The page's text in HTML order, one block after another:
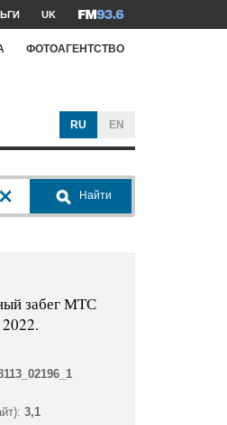
UK
ФОТОАГЕНТСТВО
RU EN
Найти
забег МТС
3,1